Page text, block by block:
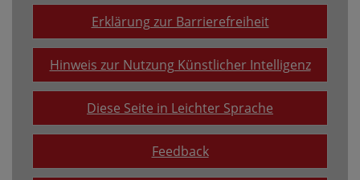
Erklärung zur Barrierefreiheit
Hinweis zur Nutzung Künstlicher Intelligenz
Diese Seite in Leichter Sprache
Feedback